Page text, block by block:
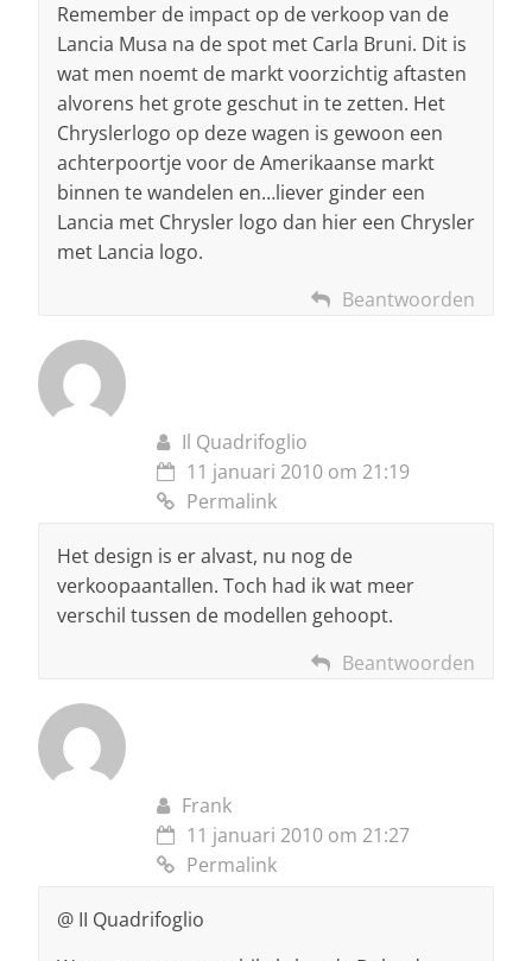
Remember de impact op de verkoop van de
Lancia Musa na de spot met Carla Bruni. Dit is
wat men noemt de markt voorzichtig aftasten
alvorens het grote geschut in te zetten. Het
Chryslerlogo op deze wagen is gewoon een
achterpoortje voor de Amerikaanse markt
binnen te wandelen en…liever ginder een
Lancia met Chrysler logo dan hier een Chrysler
met Lancia logo.
Beantwoorden
Il Quadrifoglio
11 januari 2010 om 21:19
Permalink
Het design is er alvast, nu nog de
verkoopaantallen. Toch had ik wat meer
verschil tussen de modellen gehoopt.
Beantwoorden
Frank
11 januari 2010 om 21:27
Permalink
@ II Quadrifoglio